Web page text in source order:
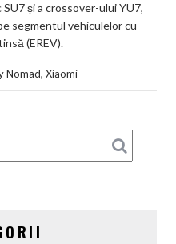
și a crossover-ului YU7,
segmentul vehiculelor cu
(EREV).
Nomad, Xiaomi